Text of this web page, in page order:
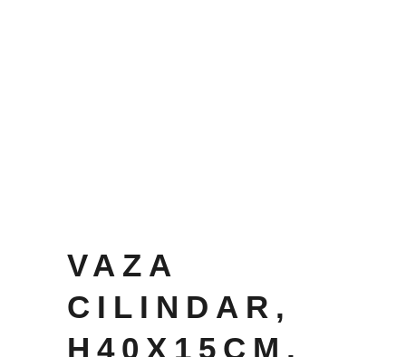
VAZA
CILINDAR,
H40X15CM,